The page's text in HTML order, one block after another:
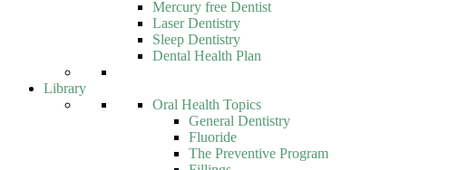
Mercury free Dentist
Laser Dentistry
Sleep Dentistry
Dental Health Plan
Library
Oral Health Topics
General Dentistry
Fluoride
The Preventive Program